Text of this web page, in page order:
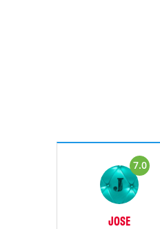
7.0
JOSE